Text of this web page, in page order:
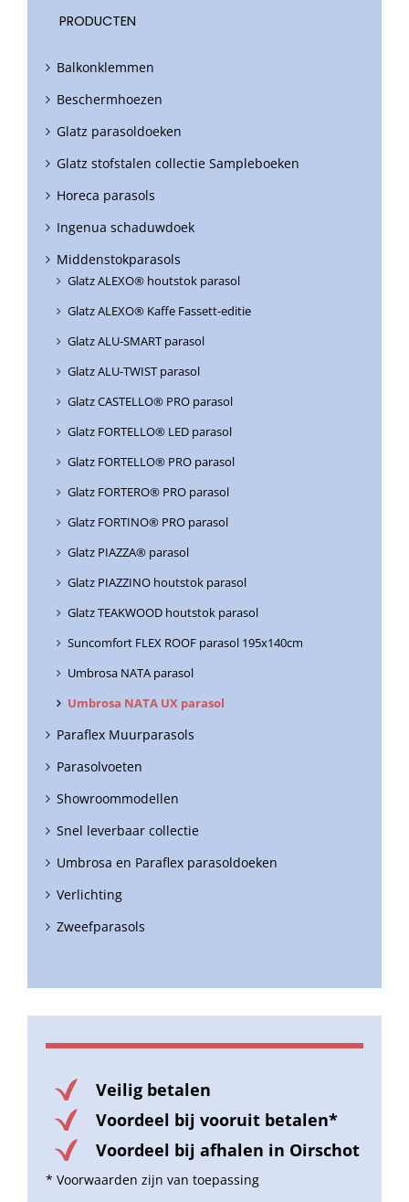
PRODUCTEN
Balkonklemmen
Beschermhoezen
Glatz parasoldoeken
Glatz stofstalen collectie Sampleboeken
Horeca parasols
Ingenua schaduwdoek
Middenstokparasols
Glatz ALEXO® houtstok parasol
Glatz ALEXO® Kaffe Fassett-editie
Glatz ALU-SMART parasol
Glatz ALU-TWIST parasol
Glatz CASTELLO® PRO parasol
Glatz FORTELLO® LED parasol
Glatz FORTELLO® PRO parasol
Glatz FORTERO® PRO parasol
Glatz FORTINO® PRO parasol
Glatz PIAZZA® parasol
Glatz PIAZZINO houtstok parasol
Glatz TEAKWOOD houtstok parasol
Suncomfort FLEX ROOF parasol 195x140cm
Umbrosa NATA parasol
Umbrosa NATA UX parasol
Paraflex Muurparasols
Parasolvoeten
Showroommodellen
Snel leverbaar collectie
Umbrosa en Paraflex parasoldoeken
Verlichting
Zweefparasols
Veilig betalen
Voordeel bij vooruit betalen*
Voordeel bij afhalen in Oirschot
* Voorwaarden zijn van toepassing